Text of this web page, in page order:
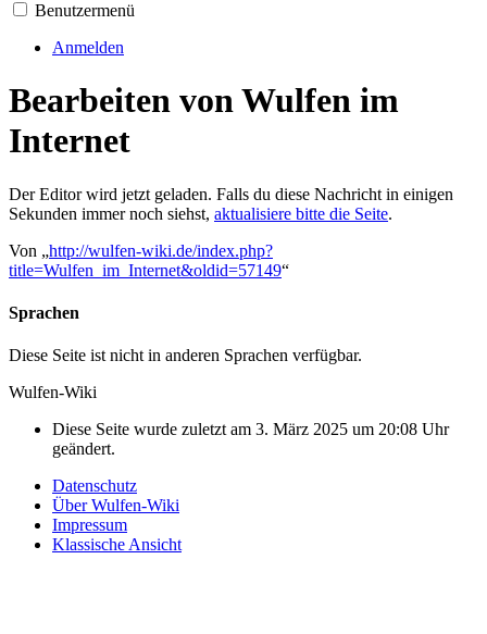
Benutzermenü
Anmelden
Bearbeiten von Wulfen im
Internet
Der Editor wird jetzt geladen. Falls du diese Nachricht in einigen
Sekunden immer noch siehst, aktualisiere bitte die Seite.
Von „http://wulfen-wiki.de/index.php?
title=Wulfen_im_Internet&oldid=57149“
Sprachen
Diese Seite ist nicht in anderen Sprachen verfügbar.
Wulfen-Wiki
Diese Seite wurde zuletzt am 3. März 2025 um 20:08 Uhr
geändert.
Datenschutz
Über Wulfen-Wiki
Impressum
Klassische Ansicht